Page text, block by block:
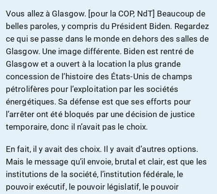
Vous allez à Glasgow. [pour la COP, NdT] Beaucoup de
belles paroles, y compris du Président Biden. Regardez
ce qui se passe dans le monde en dehors des salles de
Glasgow. Une image différente. Biden est rentré de
Glasgow et a ouvert à la location la plus grande
concession de l’histoire des États-Unis de champs
pétrolifères pour l’exploitation par les sociétés
énergétiques. Sa défense est que ses efforts pour
l’arrêter ont été bloqués par une décision de justice
temporaire, donc il n’avait pas le choix.
En fait, il y avait des choix. Il y avait d’autres options.
Mais le message qu’il envoie, brutal et clair, est que les
institutions de la société, l’institution fédérale, le
pouvoir exécutif, le pouvoir législatif, le pouvoir